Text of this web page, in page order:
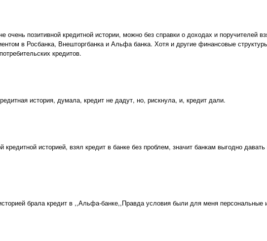
очень позитивной кредитной истории, можно без справки о доходах и поручителей
в Росбанка, Внешторгбанка и Альфа банка. Хотя и другие финансовые
кредитов.
история, думала, кредит не дадут, но, рискнула, и, кредит дали.
историей, взял кредит в банке без проблем, значит банкам выгодно
брала кредит в ,,Альфа-банке,,Правда условия были для меня персональные